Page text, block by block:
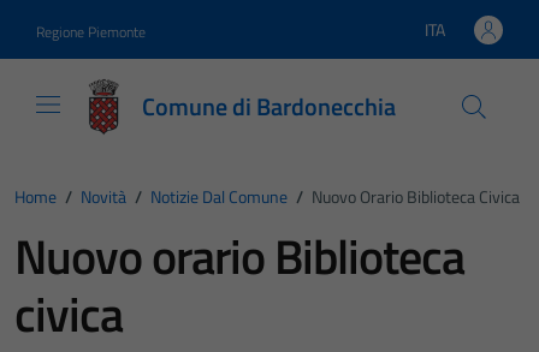
Regione Piemonte Lingua attiva:
ITA
Comune di Bardonecchia
Home / Novità / Notizie Dal Comune / Nuovo Orario Biblioteca Civica
Nuovo orario Biblioteca
civica